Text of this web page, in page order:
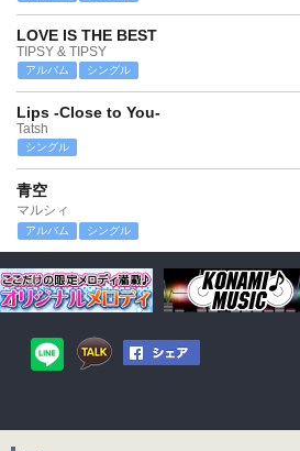
LOVE IS THE BEST
TIPSY & TIPSY
アルバム シングル
Lips -Close to You-
Tatsh
シングル
青空
マルシィ
アルバム シングル